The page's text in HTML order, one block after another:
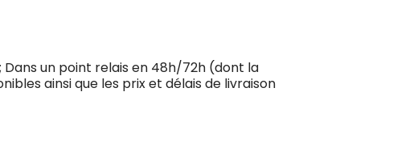
un point relais en 48h/72h (dont la
ainsi que les prix et délais de livraison